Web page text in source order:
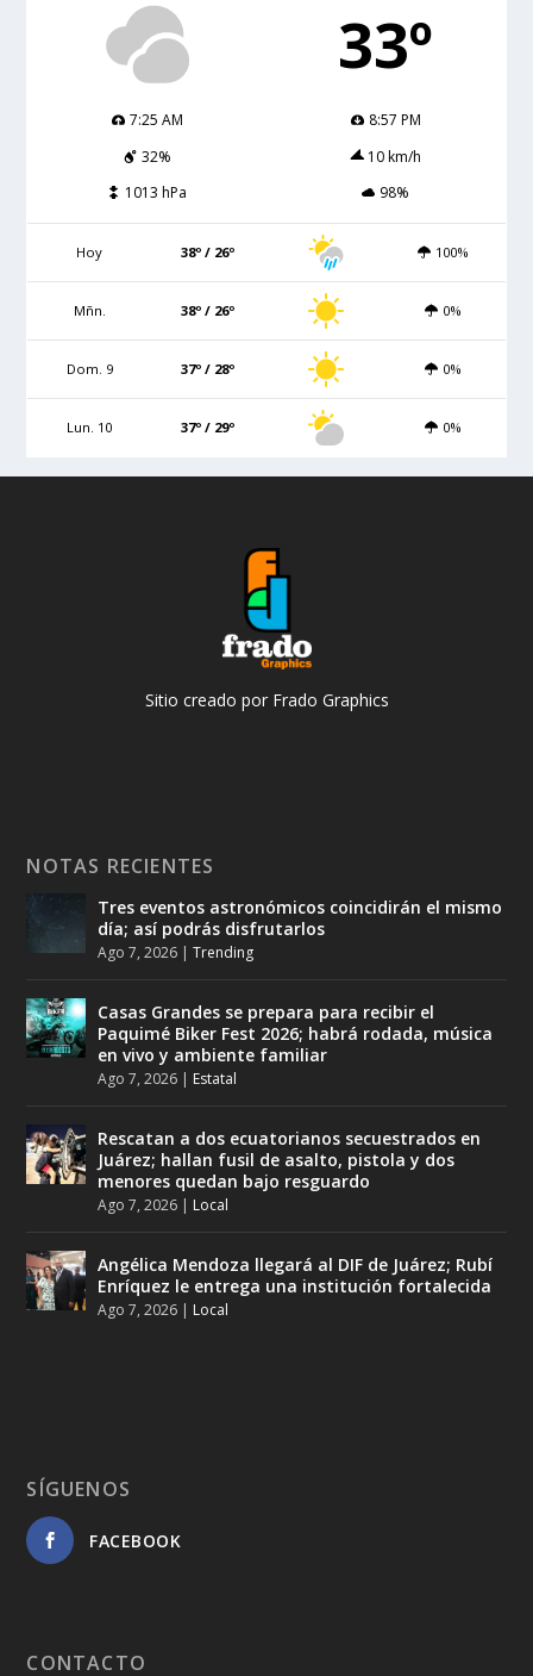
33º
7:25 AM
8:57 PM
32%
10 km/h
1013 hPa
98%
Hoy 38º / 26º 100%
Mñn. 38º / 26º 0%
Dom. 9 37º / 28º 0%
Lun. 10 37º / 29º 0%
Sitio creado por Frado Graphics
NOTAS RECIENTES
Tres eventos astronómicos coincidirán el mismo
día; así podrás disfrutarlos
Ago 7, 2026 |Trending
Casas Grandes se prepara para recibir el
Paquimé Biker Fest 2026; habrá rodada, música
en vivo y ambiente familiar
Ago 7, 2026 | Estatal
Rescatan a dos ecuatorianos secuestrados en
Juárez; hallan fusil de asalto, pistola y dos
menores quedan bajo resguardo
Ago 7, 2026 | Local
Angélica Mendoza llegará al DIF de Juárez; Rubí
Enríquez le entrega una institución fortalecida
Ago 7, 2026 | Local
SÍGUENOS
FACEBOOK
CONTACTO